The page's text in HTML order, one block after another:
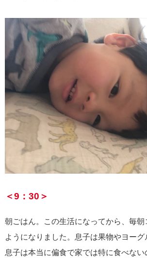
＜9：30＞
朝ごはん。この生活になってから、毎朝
ようになりました。息子は果物やヨーグ
息子は本当に偏食で家では特に食べな